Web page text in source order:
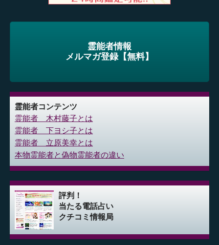
霊能者情報
メルマガ登録【無料】
霊能者コンテンツ
霊能者 木村藤子とは
霊能者 下ヨシ子とは
霊能者 立原美幸とは
本物霊能者と偽物霊能者の違い
評判！
当たる電話占い
クチコミ情報局